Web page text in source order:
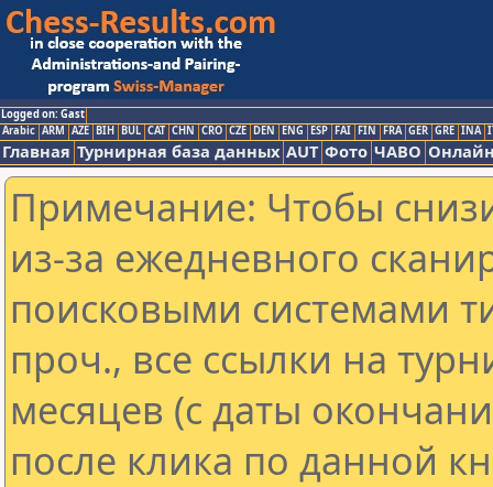
Logged on: Gast
Arabic ARM AZE BIH BUL CAT CHN CRO CZE DEN ENG ESP FAI FIN FRA GER GRE INA
Главная Турнирная база данных AUT Фото ЧАВО
Примечание: Чтобы
из-за ежедневного
поисковыми системами
проч., все ссылки на
месяцев (с даты
после клика по данной